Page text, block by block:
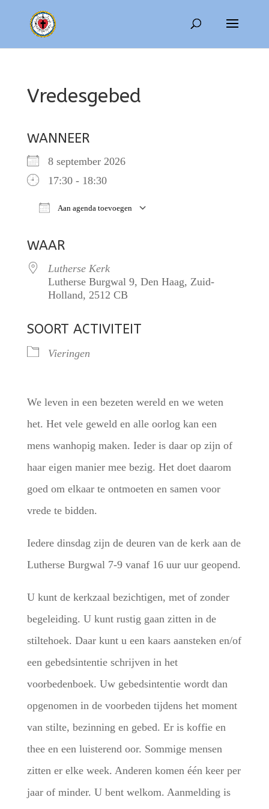
Vredesgebed
WANNEER
8 september 2026
17:30 - 18:30
Aan agenda toevoegen
WAAR
Lutherse Kerk
Lutherse Burgwal 9, Den Haag, Zuid-
Holland, 2512 CB
SOORT ACTIVITEIT
Vieringen
We leven in een bezeten wereld en we weten
het. Het vele geweld en alle oorlog kan een
mens wanhopig maken. Ieder is daar op zijn of
haar eigen manier mee bezig. Het doet daarom
goed om elkaar te ontmoeten en samen voor
vrede te bidden.
Iedere dinsdag zijn de deuren van de kerk aan de
Lutherse Burgwal 7-9 vanaf 16 uur uur geopend.
U kunt de kerkzaal bezichtigen, met of zonder
begeleiding. U kunt rustig gaan zitten in de
stiltehoek. Daar kunt u een kaars aansteken en/of
een gebedsintentie schrijven in het
voorbedenboek. Uw gebedsintentie wordt dan
opgenomen in de voorbeden tijdens het moment
van stilte, bezinning en gebed. Er is koffie en
thee en een luisterend oor. Sommige mensen
zitten er elke week. Anderen komen één keer per
jaar of minder. U bent welkom. Aanmelding is